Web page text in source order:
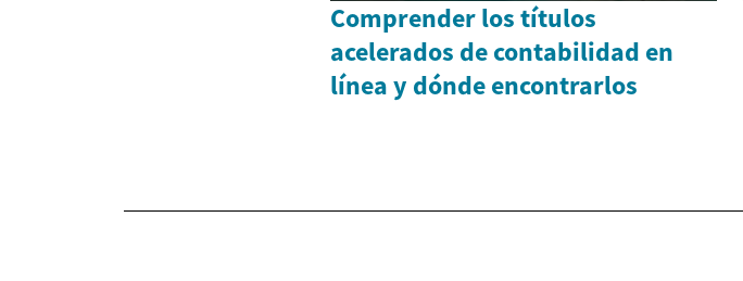
Comprender los títulos
acelerados de contabilidad en
línea y dónde encontrarlos